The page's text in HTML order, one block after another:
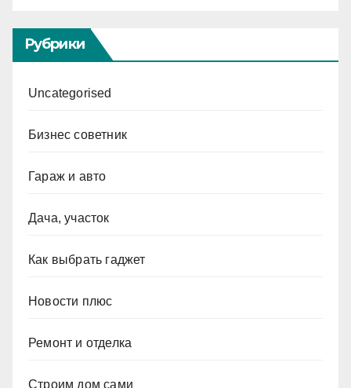
Рубрики
Uncategorised
Бизнес советник
Гараж и авто
Дача, участок
Как выбрать гаджет
Новости плюс
Ремонт и отделка
Строим дом сами